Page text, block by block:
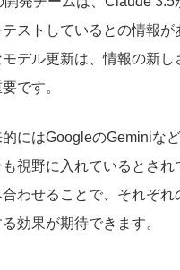
ストしているとの情報が
デル更新は、情報の新し
です。
的にはGoogleのGeminiな
視野に入れているとされ
わせることで、それぞれ
効果が期待できます。